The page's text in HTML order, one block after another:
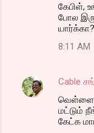
கேபிள்,
போல
8:11 AM
Cable
மட்டும்
கேட்க